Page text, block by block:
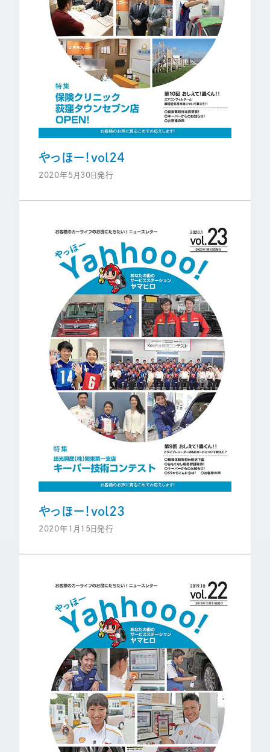
やっほー！vol24
2020年5月30日発行
やっほー！vol23
2020年1月15日発行